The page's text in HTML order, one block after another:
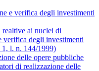
e verifica degli investimenti
ai nuclei di
verifica degli investimenti
l. n. 144/1999)
delle opere pubbliche
di realizzazione delle